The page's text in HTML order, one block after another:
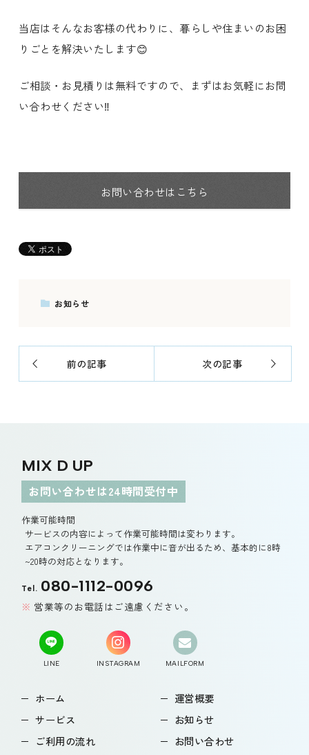
当店はそんなお客様の代わりに、暮らしや住まいのお困
りごとを解決いたします😊
ご相談・お見積りは無料ですので、まずはお気軽にお問
い合わせください‼️
お問い合わせはこちら
お知らせ
前の記事 次の記事
MIX D UP
お問い合わせは24時間受付中
作業可能時間
サービスの内容によって作業可能時間は変わります。
エアコンクリーニングでは作業中に音が出るため、基本的に8時
~20時の対応となります。
Tel. 080-1112-0096
営業等のお電話はご遠慮ください。
LINE INSTAGRAM MAILFORM
ホーム
サービス
ご利用の流れ
運営概要
お知らせ
お問い合わせ